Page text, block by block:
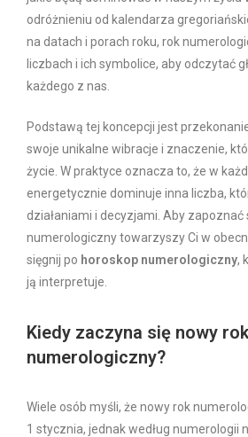
odróżnieniu od kalendarza
na datach i porach roku, rok
liczbach i ich symbolice, aby odczytać
każdego z nas.
Podstawą tej koncepcji jest
swoje unikalne wibracje i znaczenie,
życie. W praktyce oznacza to, że w
energetycznie dominuje inna liczba,
działaniami i decyzjami. Aby zapoznać
numerologiczny towarzyszy Ci w
sięgnij po horoskop numerologiczny,
ją interpretuje.
Kiedy zaczyna się nowy rok
numerologiczny?
Wiele osób myśli, że nowy rok
1 stycznia, jednak według numerologii